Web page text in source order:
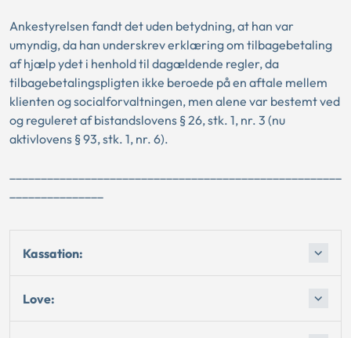
Ankestyrelsen fandt det uden betydning, at han var
umyndig, da han underskrev erklæring om tilbagebetaling
af hjælp ydet i henhold til dagældende regler, da
tilbagebetalingspligten ikke beroede på en aftale mellem
klienten og socialforvaltningen, men alene var bestemt ved
og reguleret af bistandslovens § 26, stk. 1, nr. 3 (nu
aktivlovens § 93, stk. 1, nr. 6).
Kassation:
Love: